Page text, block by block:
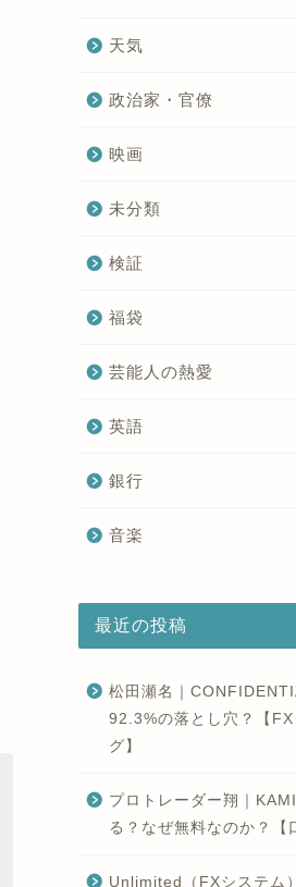
天気
政治家・官僚
映画
未分類
検証
福袋
芸能人の熱愛
英語
銀行
音楽
最近の投稿
松田瀬名｜
92.3%の落とし穴？【
グ】
プロトレーダー翔｜
る？なぜ無料なのか？【
Unlimited（FXシステム